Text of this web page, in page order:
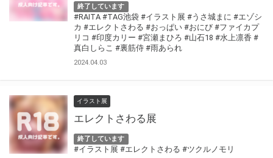
終了しています
#RAITA #TAG池袋 #イラスト展 #うさ城まに #エゾシ
カ #エレクトさわる #おっぱい #おにび #ファイカプ
リコ #印度カリー #宮瀬まひろ #山石18 #水上凛香 #
真白しらこ #裏筋侍 #雨あられ
2024.04.03
イラスト展
エレクトさわる展
終了しています
#イラスト展 #エレクトさわる #ツクルノモリ